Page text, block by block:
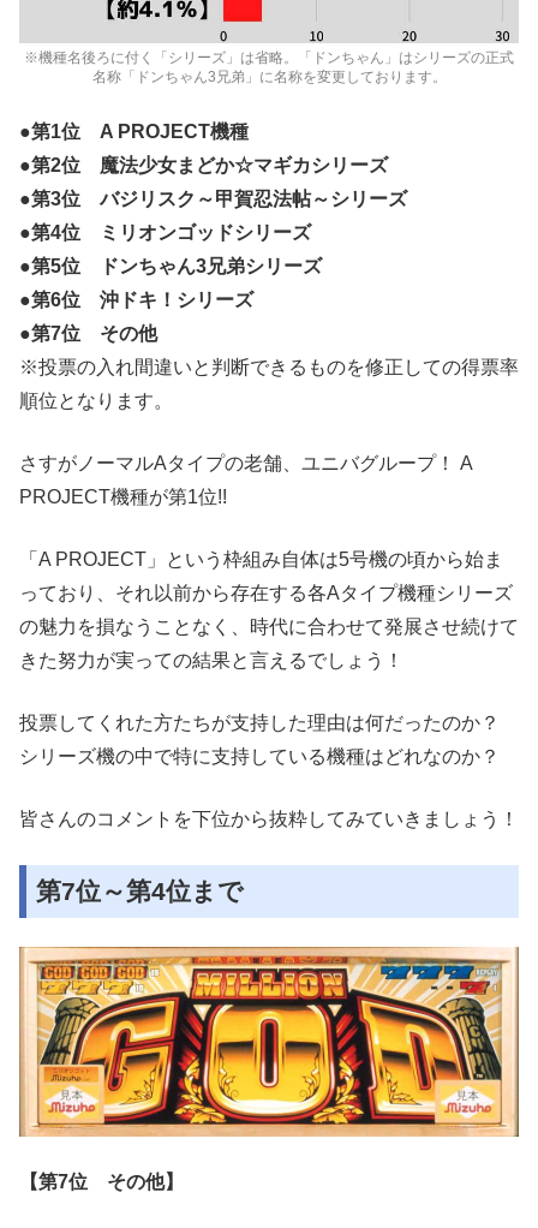
※機種名後ろに付く「シリーズ」は省略。「ドンちゃん」はシリーズの正式
名称「ドンちゃん3兄弟」に名称を変更しております。
●第1位 A PROJECT機種
●第2位 魔法少女まどか☆マギカシリーズ
●第3位 バジリスク～甲賀忍法帖～シリーズ
●第4位 ミリオンゴッドシリーズ
●第5位 ドンちゃん3兄弟シリーズ
●第6位 沖ドキ！シリーズ
●第7位 その他
※投票の入れ間違いと判断できるものを修正しての得票率
順位となります。
さすがノーマルAタイプの老舗、ユニバグループ！ A
PROJECT機種が第1位!!
「A PROJECT」という枠組み自体は5号機の頃から始ま
っており、それ以前から存在する各Aタイプ機種シリーズ
の魅力を損なうことなく、時代に合わせて発展させ続けて
きた努力が実っての結果と言えるでしょう！
投票してくれた方たちが支持した理由は何だったのか？
シリーズ機の中で特に支持している機種はどれなのか？
皆さんのコメントを下位から抜粋してみていきましょう！
第7位～第4位まで
【第7位 その他】